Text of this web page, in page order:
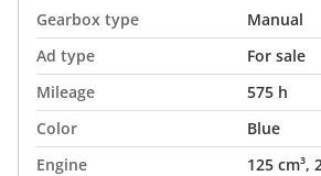
Gearbox type
Manual
Ad type
For sale
Mileage
575 h
Color
Blue
Engine
125 cm³,